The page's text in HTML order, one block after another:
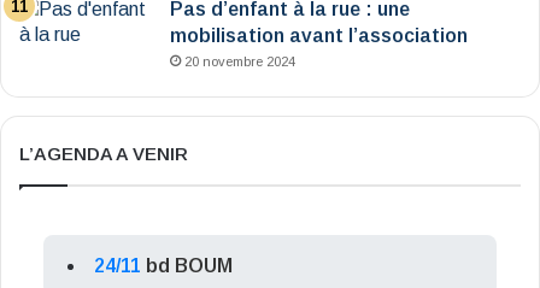
Pas d’enfant à la rue : une
mobilisation avant l’association
20 novembre 2024
L’AGENDA A VENIR
24/11 bd BOUM